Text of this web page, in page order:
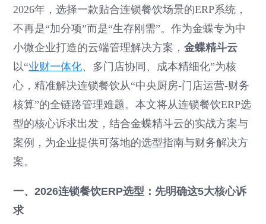
2026年，选择一款贴合连锁餐饮场景的ERP系统，
不再是“加分项”而是“生存刚需”。作为金蝶专为中
小微企业打造的云端管理解决方案，金蝶精斗云
以“业财一体化、多门店协同、成本精细化”为核
心，精准解决连锁餐饮从“中央厨房-门店运营-财务
核算”的全链路管理难题。本文将从连锁餐饮ERP选
型的核心诉求出发，结合金蝶精斗云的实战方案与
案例，为企业提供可落地的选型指南与财务解决方
案。
一、2026连锁餐饮ERP选型：先明确这5大核心诉
求